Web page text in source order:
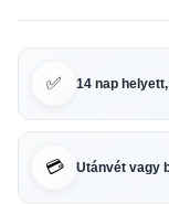
✅ 14 nap
💳 Utánvét vagy